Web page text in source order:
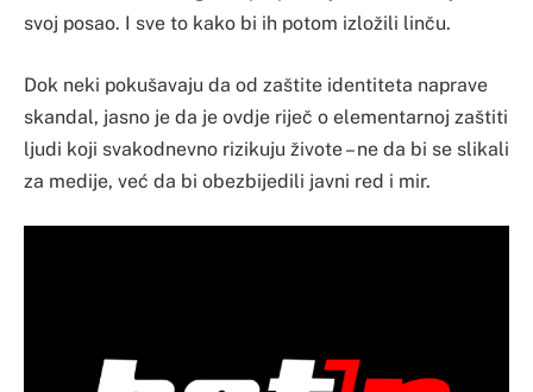
svoj posao. I sve to kako bi ih potom izložili linču.
Dok neki pokušavaju da od zaštite identiteta naprave
skandal, jasno je da je ovdje riječ o elementarnoj zaštiti
ljudi koji svakodnevno rizikuju živote – ne da bi se slikali
za medije, već da bi obezbijedili javni red i mir.